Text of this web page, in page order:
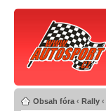
Obsah fóra ‹ Rally ‹